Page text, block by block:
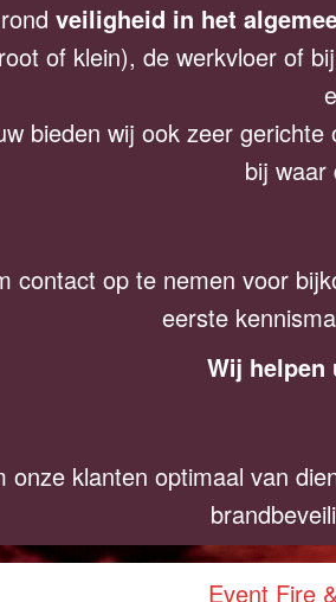
veiligheid in het
of klein), de werkvloer of
bieden wij ook zeer
bij waar
contact op te nemen voor
eerste
Wij helpen
onze klanten optimaal van
Event Fire